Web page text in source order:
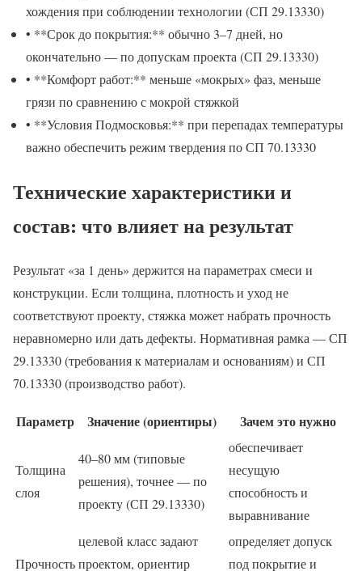
хождения при соблюдении технологии (СП 29.13330)
• **Срок до покрытия:** обычно 3–7 дней, но
окончательно — по допускам проекта (СП 29.13330)
• **Комфорт работ:** меньше «мокрых» фаз, меньше
грязи по сравнению с мокрой стяжкой
• **Условия Подмосковья:** при перепадах температуры
важно обеспечить режим твердения по СП 70.13330
Технические характеристики и
состав: что влияет на результат
Результат «за 1 день» держится на параметрах смеси и
конструкции. Если толщина, плотность и уход не
соответствуют проекту, стяжка может набрать прочность
неравномерно или дать дефекты. Нормативная рамка — СП
29.13330 (требования к материалам и основаниям) и СП
70.13330 (производство работ).
Параметр Значение (ориентиры) Зачем это нужно
Толщина
слоя
40–80 мм (типовые
решения), точнее — по
проекту (СП 29.13330)
обеспечивает
несущую
способность и
выравнивание
Прочность
целевой класс задают
проектом, ориентир
определяет допуск
под покрытие и